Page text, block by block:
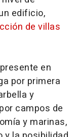
edificio,
de villas
en
por primera
y
campos de
y marinas,